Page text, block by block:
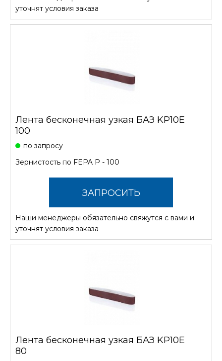
уточнят условия заказа
Лента бесконечная узкая БАЗ KP10E
100
по запросу
Зернистость по FEPA P - 100
ЗАПРОСИТЬ
СТОИМОСТЬ
Наши менеджеры обязательно свяжутся с вами и
уточнят условия заказа
Лента бесконечная узкая БАЗ KP10E
80